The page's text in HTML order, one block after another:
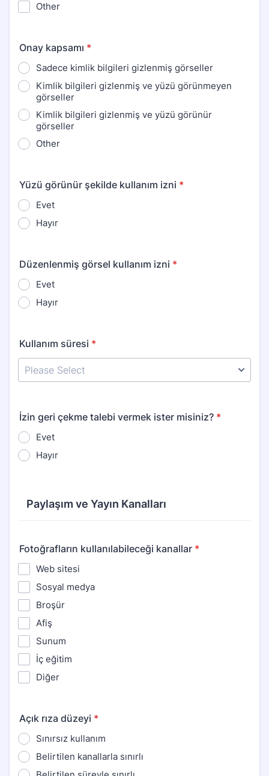
Other
Onay kapsamı *
Sadece kimlik bilgileri gizlenmiş görseller
Kimlik bilgileri gizlenmiş ve yüzü görünmeyen
görseller
Kimlik bilgileri gizlenmiş ve yüzü görünür
görseller
Other
Yüzü görünür şekilde kullanım izni *
Evet
Hayır
Düzenlenmiş görsel kullanım izni *
Evet
Hayır
Kullanım süresi *
İzin geri çekme talebi vermek ister misiniz? *
Evet
Hayır
Paylaşım ve Yayın Kanalları
Fotoğrafların kullanılabileceği kanallar *
Web sitesi
Sosyal medya
Broşür
Afiş
Sunum
İç eğitim
Diğer
Açık rıza düzeyi *
Sınırsız kullanım
Belirtilen kanallarla sınırlı